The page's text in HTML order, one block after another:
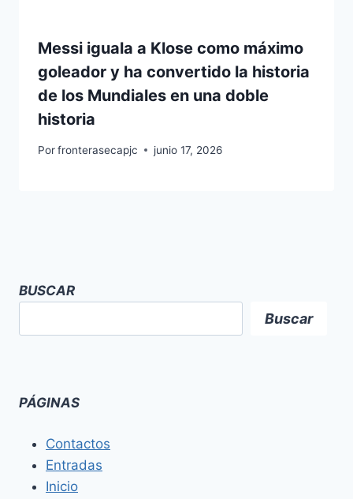
Messi iguala a Klose como máximo
goleador y ha convertido la historia
de los Mundiales en una doble
historia
Porfronterasecapjc junio 17, 2026
BUSCAR
Buscar
PÁGINAS
Contactos
Entradas
Inicio